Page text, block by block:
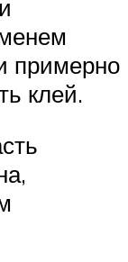
примерно
клей.